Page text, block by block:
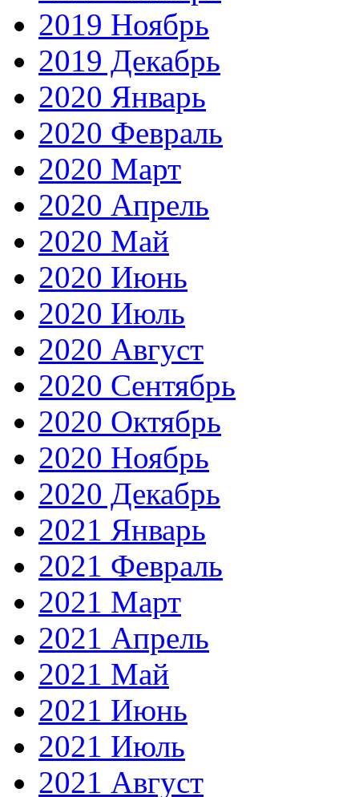
2019 Ноябрь
2019 Декабрь
2020 Январь
2020 Февраль
2020 Март
2020 Апрель
2020 Май
2020 Июнь
2020 Июль
2020 Август
2020 Сентябрь
2020 Октябрь
2020 Ноябрь
2020 Декабрь
2021 Январь
2021 Февраль
2021 Март
2021 Апрель
2021 Май
2021 Июнь
2021 Июль
2021 Август